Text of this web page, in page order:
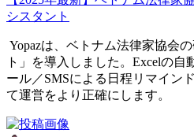
シスタント
Yopazは、ベトナム法律家協会
ト」を導入しました。Excelの自
ール／SMSによる日程リマイン
て運営をより正確にします。